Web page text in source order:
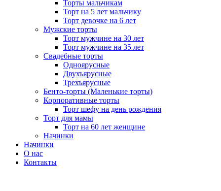
Торты мальчикам
Торт на 5 лет мальчику
Торт девочке на 6 лет
Мужские торты
Торт мужчине на 30 лет
Торт мужчине на 35 лет
Свадебные торты
Одноярусные
Двухъярусные
Трехъярусные
Бенто-торты (Маленькие торты)
Корпоративные торты
Торт шефу на день рождения
Торт для мамы
Торт на 60 лет женщине
Начинки
Начинки
О нас
Контакты